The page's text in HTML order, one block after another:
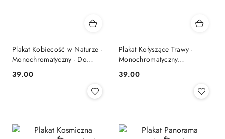
Plakat Kobiecość w Naturze -
Monochromatyczny - Do
Cena:
39.00
Plakat Kołyszące Trawy -
Monochromatyczny
Wnętrza
Cena:
39.00